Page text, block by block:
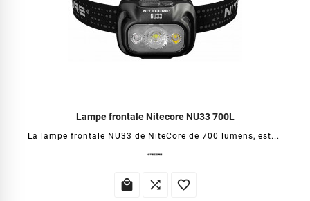
Lampe frontale Nitecore NU33 700L
La lampe frontale NU33 de NiteCore de 700 lumens, est...
  